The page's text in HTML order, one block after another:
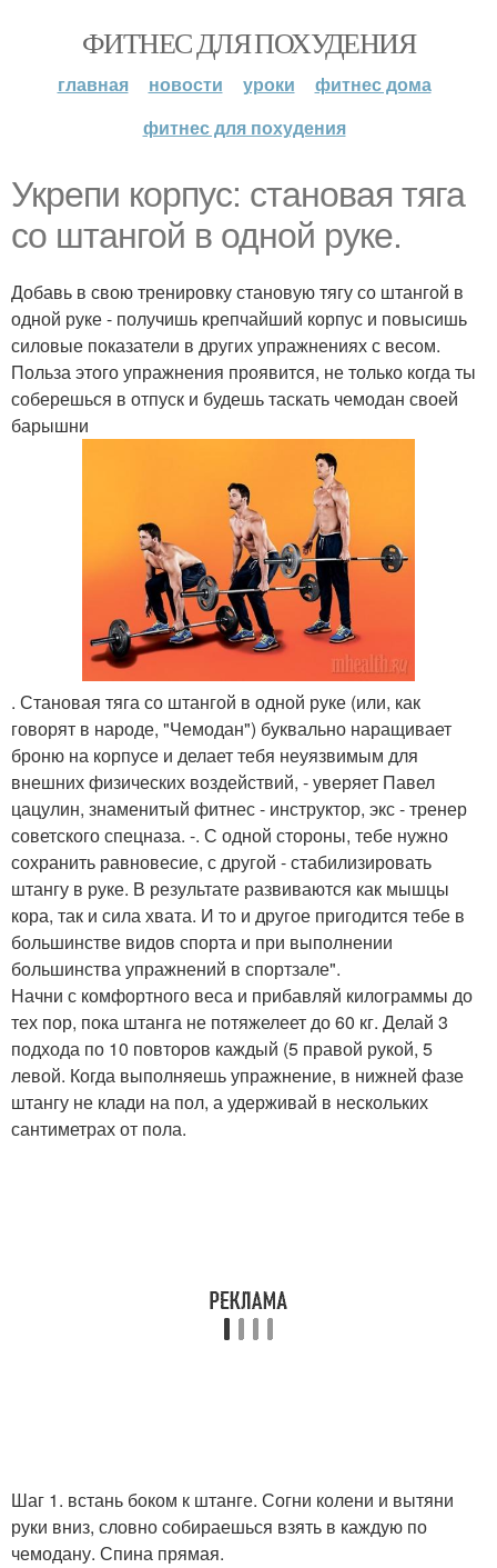
ФИТНЕС ДЛЯ ПОХУДЕНИЯ
главная новости уроки
фитнес дома
фитнес для похудения
Укрепи корпус: становая тяга
со штангой в одной руке.
Добавь в свою тренировку становую тягу со штангой в
одной руке - получишь крепчайший корпус и повысишь
силовые показатели в других упражнениях с весом.
Польза этого упражнения проявится, не только когда ты
соберешься в отпуск и будешь таскать чемодан своей
барышни
. Становая тяга со штангой в одной руке (или, как
говорят в народе, "Чемодан") буквально наращивает
броню на корпусе и делает тебя неуязвимым для
внешних физических воздействий, - уверяет Павел
цацулин, знаменитый фитнес - инструктор, экс - тренер
советского спецназа. -. С одной стороны, тебе нужно
сохранить равновесие, с другой - стабилизировать
штангу в руке. В результате развиваются как мышцы
кора, так и сила хвата. И то и другое пригодится тебе в
большинстве видов спорта и при выполнении
большинства упражнений в спортзале".
Начни с комфортного веса и прибавляй килограммы до
тех пор, пока штанга не потяжелеет до 60 кг. Делай 3
подхода по 10 повторов каждый (5 правой рукой, 5
левой. Когда выполняешь упражнение, в нижней фазе
штангу не клади на пол, а удерживай в нескольких
сантиметрах от пола.
Шаг 1. встань боком к штанге. Согни колени и вытяни
руки вниз, словно собираешься взять в каждую по
чемодану. Спина прямая.